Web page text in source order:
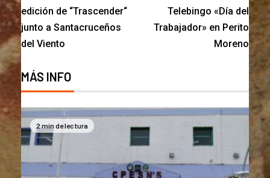
edición de “Trascender“
junto a Santacruceños
del Viento
Telebingo «Día del
Trabajador» en Perito
Moreno
MÁS INFO
2 min de lectura